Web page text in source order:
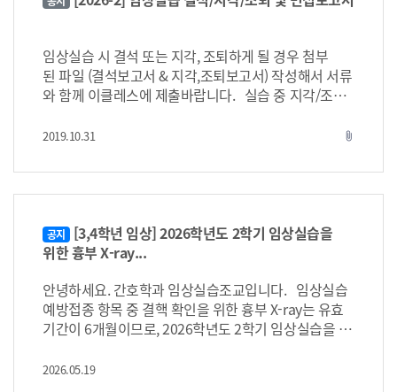
마무리 407/408 * 본인의
술기시험 장소 및 술기 순서는 첨부된 명단 확인 부탁드
립니다. * 사전시험을 위하여 윙즈홀 좌석표 첨부드리오
석해주세요~ * 인원이 많아 시험장소 및 대기장소가 협
* 시간표에 안내된 시작 시간에 맞춰 사전시험이 시작되
오니 (오전 9:30) 지각 없이 해당시간 보다 여유있게
하게 꼭 필요한 친구들은 맞교환 대상자 구해오시면 반
영해드립니다. * 4가지 술기 각각의 체크리스트는 학과
됩니다. ※ 첨부 1. 종합실습핵심 학생명단 2.
윙즈 좌석표 3. 체크리스트 4 항목 ( ①배출관장
②수혈 ③근육주사 ④피내주사 ) *술기 예상 구조도
임상실습 시 결석 또는 지각, 조퇴하게 될 경우 첨부
된 파일 (결석보고서 & 지각,조퇴보고서) 작성해서 서류
와 함께 이클레스에 제출바랍니다. 실습 중 지각/조퇴
니다. 2026-2 사전보고: https://open.kakao.com/o/
에 대한 공지 4학년 병원 면접으로 실습과장님 OT 결
석 혹은 실습 기간 내에 결석, 지각, 조퇴,외출해야 할 상
서 (결석/지각/조퇴/외출) 중 어떻게 처리할지 상의합니
다. (본인이 임의로 정하지 마세요.) 2. 정한 후 , 조교에
전 보고 바랍니다. ※※ 3. 학교들어오는날 병원에서 면
접확인증(면접을 봤다는 증거 서류)와 첨부된 면접보
고서(면접보고서 작성 시 지각/조퇴 및 결석보고서 제출
사진촬영된 서류 제출합니다. (제출기한:실습 종료 후
2019.10.31 attach_file
공지
[3,4학년 임상] 2026학년도 2학기 임상실습을
위한 흉부 X-ray...
안녕하세요. 간호학과 임상실습조교입니다. 임상실습
예방접종 항목 중 결핵 확인을 위한 흉부 X-ray는 유효
기간이 6개월이므로, 2026학년도 2학기 임상실습을 위
니다. 촬영 기간: 2026.06.01.(월) 이후 ~ 제출 기한: 20
2026.05.19